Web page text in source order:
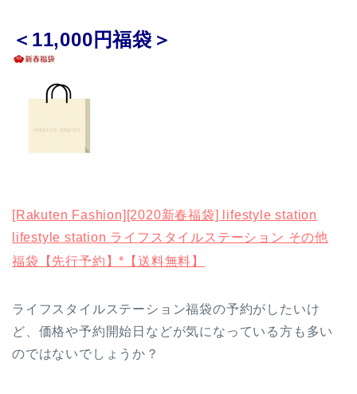
＜11,000円福袋＞
[Rakuten Fashion][2020新春福袋] lifestyle station
lifestyle station ライフスタイルステーション その他
福袋【先行予約】*【送料無料】
ライフスタイルステーション福袋の予約がしたいけ
ど、価格や予約開始日などが気になっている方も多い
のではないでしょうか？